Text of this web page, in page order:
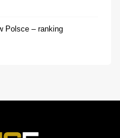
Polsce – ranking